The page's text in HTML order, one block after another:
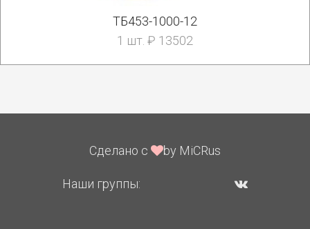
ТБ453-1000-12
1 шт. ₽ 13502
Сделано с by MiCRus
Наши группы: